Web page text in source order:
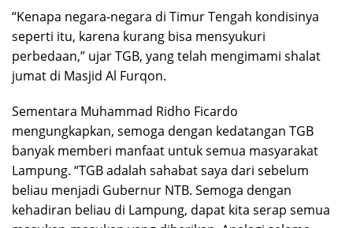
“Kenapa negara-negara di Timur Tengah kondisinya
seperti itu, karena kurang bisa mensyukuri
perbedaan,” ujar TGB, yang telah mengimami shalat
jumat di Masjid Al Furqon.
Sementara Muhammad Ridho Ficardo
mengungkapkan, semoga dengan kedatangan TGB
banyak memberi manfaat untuk semua masyarakat
Lampung. “TGB adalah sahabat saya dari sebelum
beliau menjadi Gubernur NTB. Semoga dengan
kehadiran beliau di Lampung, dapat kita serap semua